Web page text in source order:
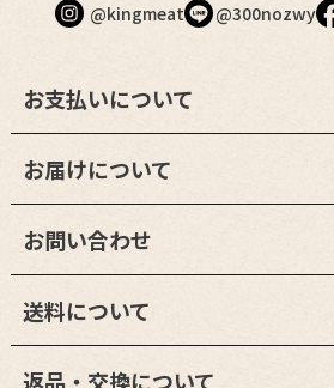
@kingmeat @300nozwy
お支払いについて
お届けについて
お問い合わせ
送料について
返品・交換について